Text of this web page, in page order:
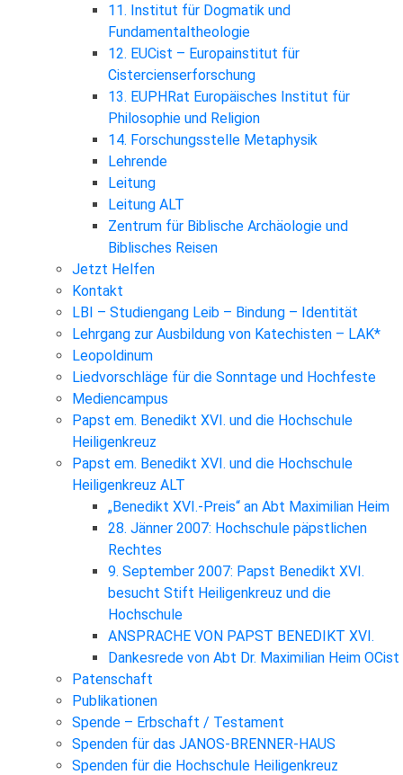
11. Institut für Dogmatik und
Fundamentaltheologie
12. EUCist – Europainstitut für
Cistercienserforschung
13. EUPHRat Europäisches Institut für
Philosophie und Religion
14. Forschungsstelle Metaphysik
Lehrende
Leitung
Leitung ALT
Zentrum für Biblische Archäologie und
Biblisches Reisen
Jetzt Helfen
Kontakt
LBI – Studiengang Leib – Bindung – Identität
Lehrgang zur Ausbildung von Katechisten – LAK*
Leopoldinum
Liedvorschläge für die Sonntage und Hochfeste
Mediencampus
Papst em. Benedikt XVI. und die Hochschule
Heiligenkreuz
Papst em. Benedikt XVI. und die Hochschule
Heiligenkreuz ALT
„Benedikt XVI.-Preis“ an Abt Maximilian Heim
28. Jänner 2007: Hochschule päpstlichen
Rechtes
9. September 2007: Papst Benedikt XVI.
besucht Stift Heiligenkreuz und die
Hochschule
ANSPRACHE VON PAPST BENEDIKT XVI.
Dankesrede von Abt Dr. Maximilian Heim OCist
Patenschaft
Publikationen
Spende – Erbschaft / Testament
Spenden für das JANOS-BRENNER-HAUS
Spenden für die Hochschule Heiligenkreuz